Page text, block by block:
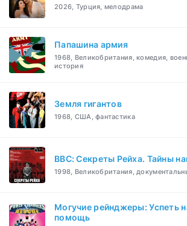
2026, Турция, мелодрама
Папашина армия
1968, Великобритания, комедия,
история
Земля гигантов
1968, США, фантастика
BBC: Секреты Рейха. Тайны
1998, Великобритания,
Могучие рейнджеры: Успеть
помощь